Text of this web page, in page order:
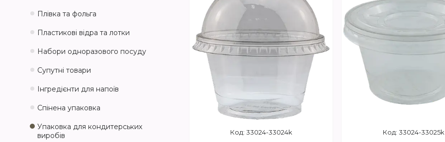
33024-33024k 33024-33025k
Плівка та фольга
Пластикові відра та лотки
Набори одноразового посуду
Супутні товари
Інгредієнти для напоїв
Спінена упаковка
Упаковка для кондитерських
виробів